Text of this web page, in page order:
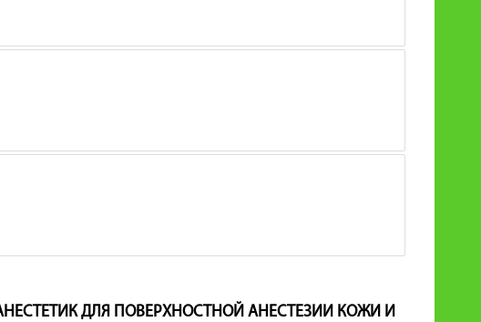
ДЛЯ ПОВЕРХНОСТНОЙ АНЕСТЕЗИИ КОЖИ И